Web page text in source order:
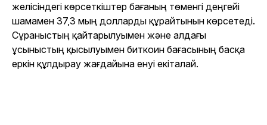
желісіндегі көрсеткіштер бағаның төменгі деңгейі
шамамен 37,3 мың долларды құрайтынын көрсетеді.
Сұраныстың қайтарылуымен және алдағы
ұсыныстың қысылуымен биткоин бағасының басқа
еркін құлдырау жағдайына енуі екіталай.